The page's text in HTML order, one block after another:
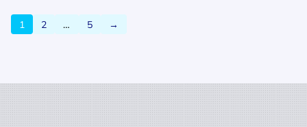
1 2 … 5 →